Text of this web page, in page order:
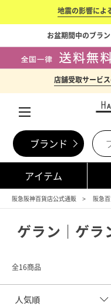
地震の影響に
お盆期間中のブラ
店舗受取サービ
ブランド
アイテム
阪急阪神百貨店公式通販 阪急
ゲラン｜ゲラ
全16商品